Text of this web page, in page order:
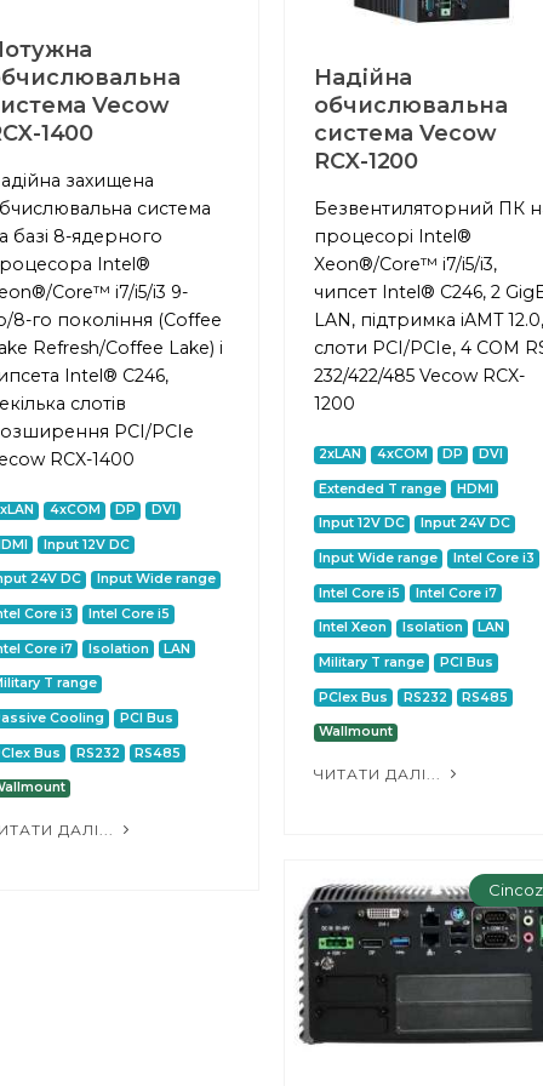
Vecow
1400
захищена
система
базі 8-ядерного
Intel®
Core™ i7/i5/i3 9-
8-го покоління (Coffee
Refresh/Coffee Lake) і
Intel® C246,
слотів
PCI/PCIe
RCX-1400
4xCOM DP DVI
Input 12V DC
24V DC Input Wide range
Core i3 Intel Core i5
Core i7 Isolation LAN
T range
Cooling PCI Bus
Bus RS232 RS485
ДАЛІ...
Надійна
обчислювальна
система Vecow
RCX-1200
Безвентиляторний ПК
процесорі Intel®
Xeon®/Core™ i7/i5/i3,
чипсет Intel® C246, 2
LAN, підтримка iAMT 12.0,
слоти PCI/PCIe, 4 COM
232/422/485 Vecow RCX-
1200
2xLAN 4xCOM DP DVI
Extended T range HDMI
Input 12V DC Input 24V DC
Input Wide range Intel Core i3
Intel Core i5 Intel Core i7
Intel Xeon Isolation LAN
Military T range PCI Bus
PCIex Bus RS232 RS485
Wallmount
ЧИТАТИ ДАЛІ...